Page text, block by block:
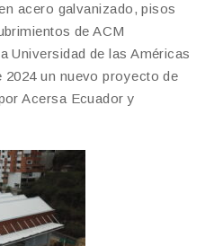
acero galvanizado, pisos
de ACM
Universidad de las Américas
2024 un nuevo proyecto de
Acersa Ecuador y